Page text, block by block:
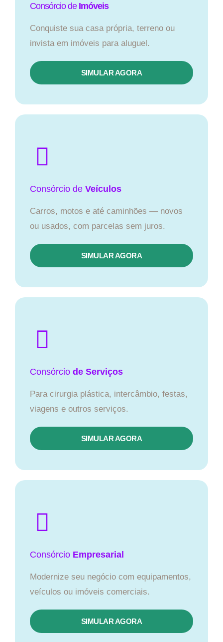
Consórcio de Imóveis
Conquiste sua casa própria, terreno ou
invista em imóveis para aluguel.
SIMULAR AGORA​
Consórcio de Veículos
Carros, motos e até caminhões — novos
ou usados, com parcelas sem juros.
SIMULAR AGORA
Consórcio de Serviços
Para cirurgia plástica, intercâmbio, festas,
viagens e outros serviços.
SIMULAR AGORA
Consórcio Empresarial
Modernize seu negócio com equipamentos,
veículos ou imóveis comerciais.
SIMULAR AGORA